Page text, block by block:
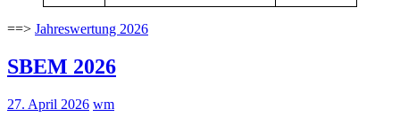
==> Jahreswertung 2026
SBEM 2026
27. April 2026 wm